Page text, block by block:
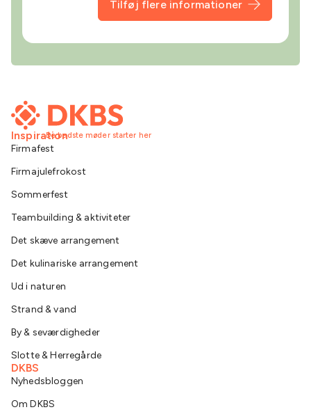
Tilføj flere informationer
De bedste møder starter her
Inspiration
Firmafest
Firmajulefrokost
Sommerfest
Teambuilding & aktiviteter
Det skæve arrangement
Det kulinariske arrangement
Ud i naturen
Strand & vand
By & seværdigheder
Slotte & Herregårde
DKBS
Nyhedsbloggen
Om DKBS